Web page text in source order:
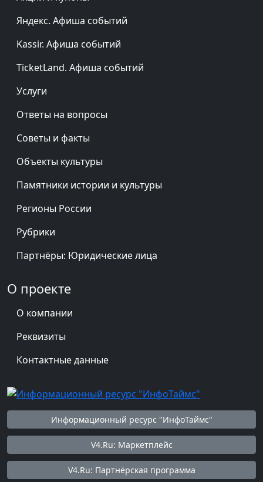
Яндекс. Афиша событий
Kassir. Афиша событий
TicketLand. Афиша событий
Услуги
Ответы на вопросы
Советы и факты
Объекты культуры
Памятники истории и культуры
Регионы России
Рубрики
Партнёры: Юридические лица
О проекте
О компании
Реквизиты
Контактные данные
Информационный ресурс "ИнфоТаймс"
V4.Ru: Маркетплейс
V4.Ru: Партнёрская программа